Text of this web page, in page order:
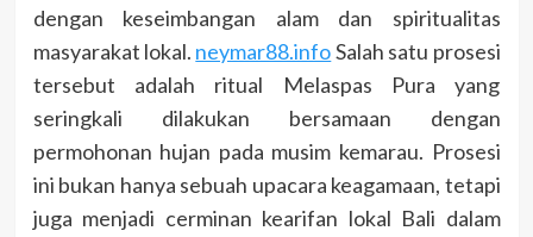
dengan keseimbangan alam dan spiritualitas
masyarakat lokal. neymar88.infoSalah satu prosesi
tersebut adalah ritual Melaspas Pura yang
seringkali dilakukan bersamaan dengan
permohonan hujan pada musim kemarau. Prosesi
ini bukan hanya sebuah upacara keagamaan, tetapi
juga menjadi cerminan kearifan lokal Bali dalam